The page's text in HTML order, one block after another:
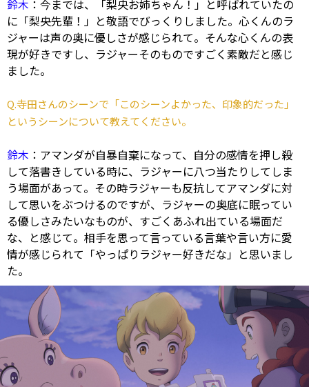
鈴木 ：今までは、「梨央お姉ちゃん！」と呼ばれていたの
に「梨央先輩！」と敬語でびっくりしました。心くんのラ
ジャーは声の奥に優しさが感じられて。そんな心くんの表
現が好きですし、ラジャーそのものですごく素敵だと感じ
ました。
Q.寺田さんのシーンで「このシーンよかった、印象的だった」
というシーンについて教えてください。
鈴木 ：アマンダが自暴自棄になって、自分の感情を押し殺
して落書きしている時に、ラジャーに八つ当たりしてしま
う場面があって。その時ラジャーも反抗してアマンダに対
して思いをぶつけるのですが、ラジャーの奥底に眠ってい
る優しさみたいなものが、すごくあふれ出ている場面だ
な、と感じて。相手を思って言っている言葉や言い方に愛
情が感じられて「やっぱりラジャー好きだな」と思いまし
た。